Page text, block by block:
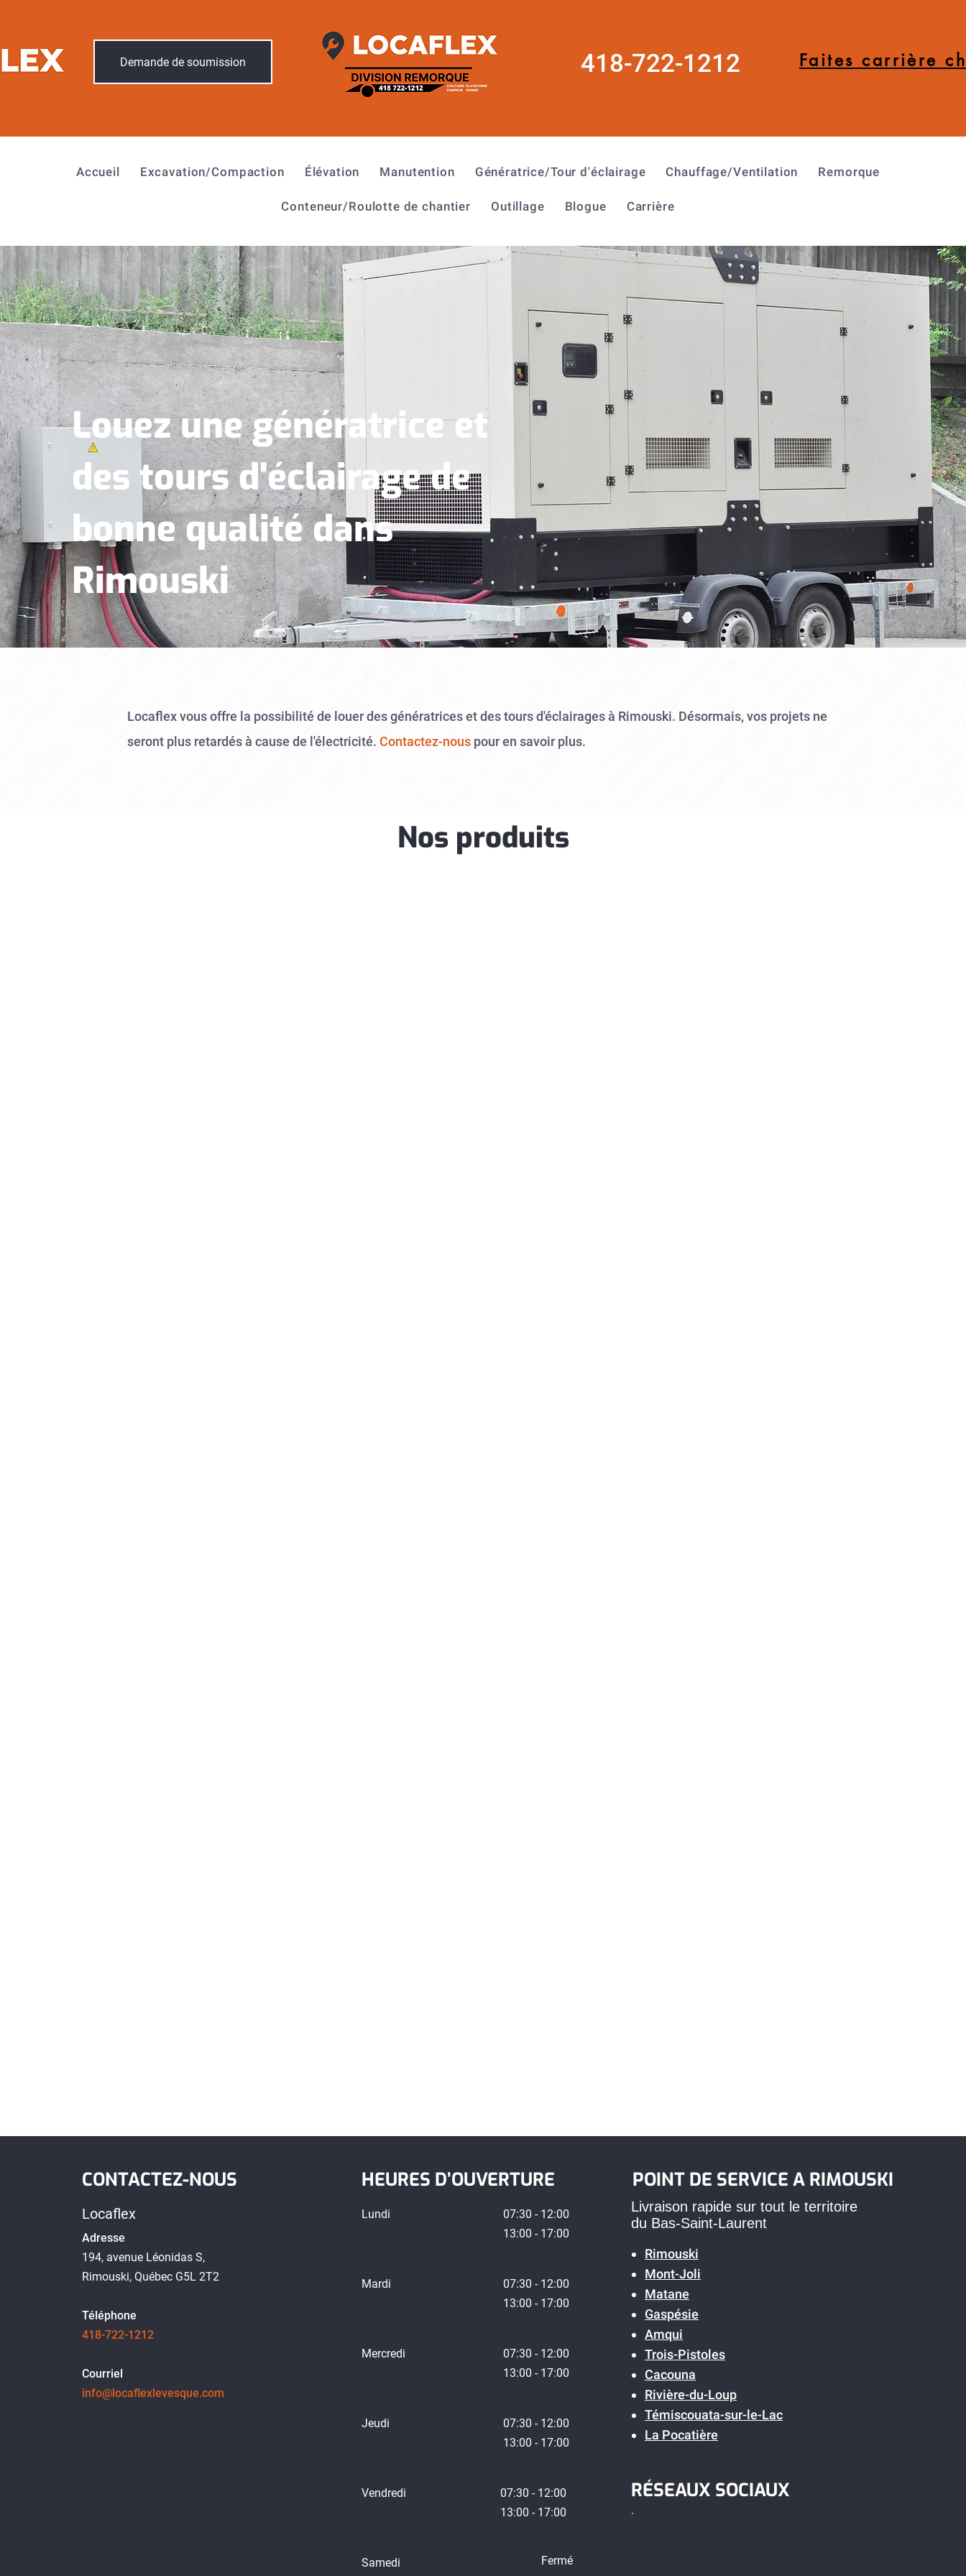
Demande de soumission 418-722-1212 Faites carrière
Accueil Excavation/Compaction Élévation Manutention Génératrice/Tour d'éclairage Chauffage/Ventilation Remorque
Conteneur/Roulotte de chantier Outillage Blogue Carrière
Louez une génératrice et
des tours d'éclairage de
bonne qualité dans
Rimouski
Locaflex vous offre la possibilité de louer des génératrices et des tours d'éclairages à Rimouski. Désormais, vos projets ne
seront plus retardés à cause de l'électricité. Contactez-nous pour en savoir plus.
Nos produits
CONTACTEZ-NOUS
Locaflex
Adresse
194, avenue Léonidas S,
Rimouski, Québec G5L 2T2
Téléphone
418-722-1212
Courriel
info@locaflexlevesque.com
HEURES D’OUVERTURE
Lundi
07:30 - 12:00
13:00 - 17:00
Mardi
07:30 - 12:00
13:00 - 17:00
Mercredi
07:30 - 12:00
13:00 - 17:00
Jeudi
07:30 - 12:00
13:00 - 17:00
Vendredi
07:30 - 12:00
13:00 - 17:00
Samedi Fermé
POINT DE SERVICE A RIMOUSKI
Livraison rapide sur tout le territoire
du Bas-Saint-Laurent
Rimouski
Mont-Joli
Matane
Gaspésie
Amqui
Trois-Pistoles
Cacouna
Rivière-du-Loup
Témiscouata-sur-le-Lac
La Pocatière
RÉSEAUX SOCIAUX